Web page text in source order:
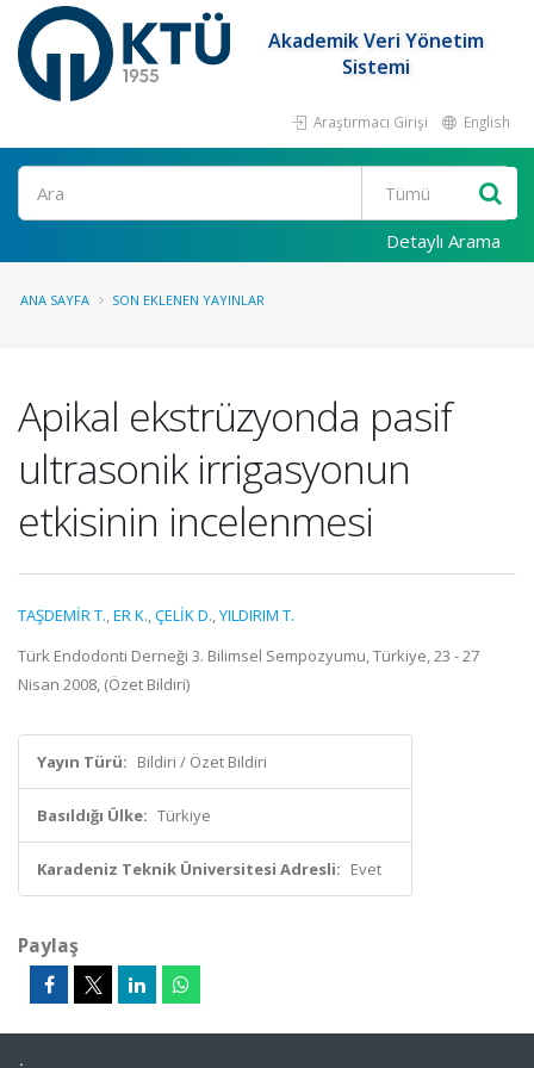
Akademik Veri Yönetim
Sistemi
Araştırmacı Girişi English
Ara
Detaylı Arama
ANA SAYFA SON EKLENEN YAYINLAR
Apikal ekstrüzyonda pasif
ultrasonik irrigasyonun
etkisinin incelenmesi
TAŞDEMİR T.,ER K.,ÇELİK D.,YILDIRIM T.
Türk Endodonti Derneği 3. Bilimsel Sempozyumu, Türkiye, 23 - 27
Nisan 2008, (Özet Bildiri)
Yayın Türü: Bildiri / Özet Bildiri
Basıldığı Ülke: Türkiye
Karadeniz Teknik Üniversitesi Adresli: Evet
Paylaş